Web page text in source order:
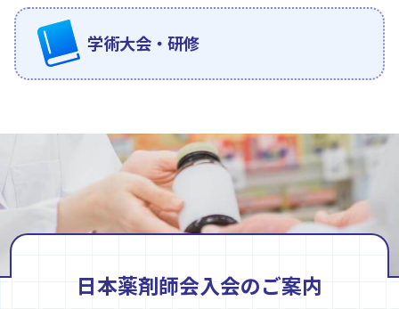
学術大会・研修
日本薬剤師会入会のご案内